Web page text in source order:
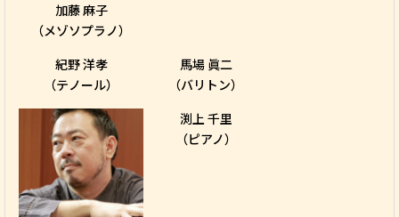
加藤 麻子
（メゾソプラノ）
紀野 洋孝
（テノール）
馬場 眞二
（バリトン）
渕上 千里
（ピアノ）